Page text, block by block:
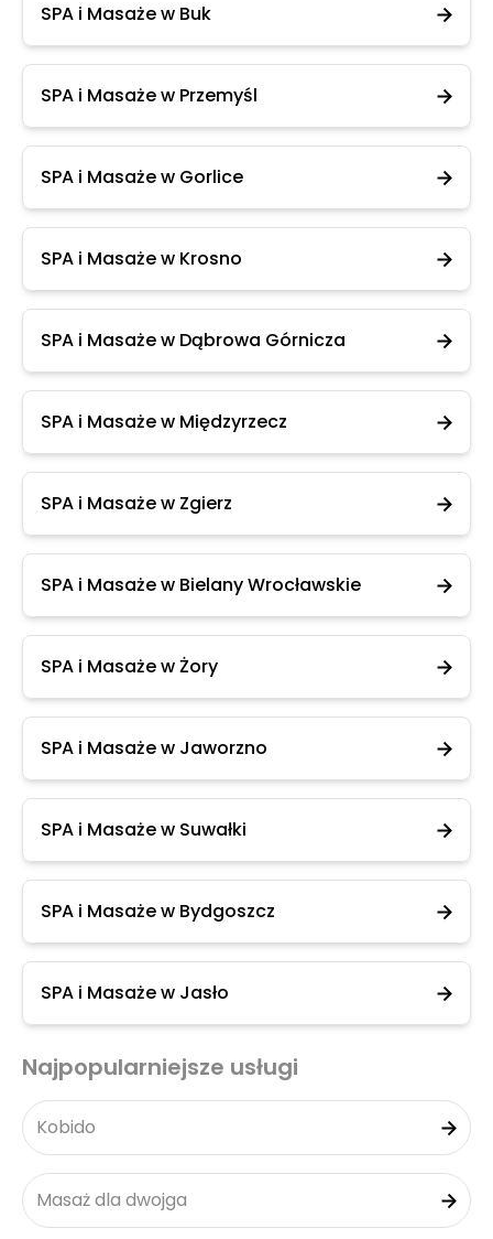
SPA i Masaże w Buk
SPA i Masaże w Przemyśl
SPA i Masaże w Gorlice
SPA i Masaże w Krosno
SPA i Masaże w Dąbrowa Górnicza
SPA i Masaże w Międzyrzecz
SPA i Masaże w Zgierz
SPA i Masaże w Bielany Wrocławskie
SPA i Masaże w Żory
SPA i Masaże w Jaworzno
SPA i Masaże w Suwałki
SPA i Masaże w Bydgoszcz
SPA i Masaże w Jasło
Najpopularniejsze usługi
Kobido
Masaż dla dwojga